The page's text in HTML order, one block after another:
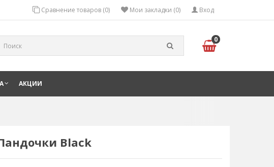
Вход
Мои закладки (0)
Сравнение товаров (0)
0
АКЦИИ
Black